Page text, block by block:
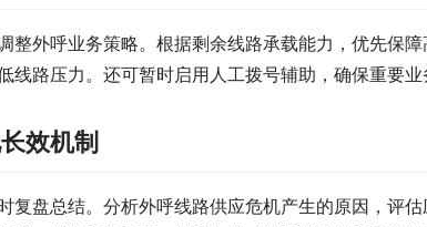
整外呼业务策略。根据剩余线路承载能力，优先保
线路压力。还可暂时启用人工拨号辅助，确保重要
效机制​
复盘总结。分析外呼线路供应危机产生的原因，评